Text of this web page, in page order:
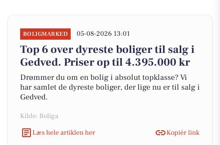
BOLIGMARKED 05-08-2026 13:01
Top 6 over dyreste boliger til salg i
Gedved. Priser op til 4.395.000 kr
Drømmer du om en bolig i absolut topklasse? Vi
har samlet de dyreste boliger, der lige nu er til salg i
Gedved.
Kilde: Boliga
Læs hele artiklen her
Kopiér link